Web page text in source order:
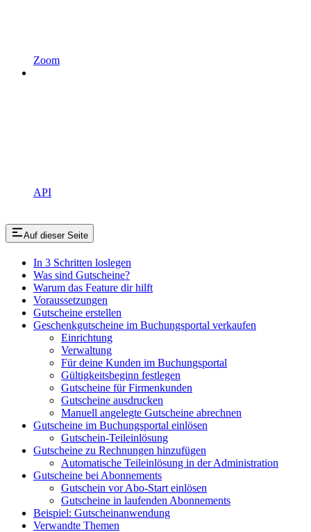
Zoom
API
Auf dieser Seite
In 3 Schritten loslegen
Was sind Gutscheine?
Warum das Feature dir hilft
Voraussetzungen
Gutscheine erstellen
Geschenkgutscheine im Buchungsportal verkaufen
Einrichtung
Verwaltung
Für deine Kunden im Buchungsportal
Gültigkeitsbeginn festlegen
Gutscheine für Firmenkunden
Gutscheine ausdrucken
Manuell angelegte Gutscheine abrechnen
Gutscheine im Buchungsportal einlösen
Gutschein-Teileinlösung
Gutscheine zu Rechnungen hinzufügen
Automatische Teileinlösung in der Administration
Gutscheine bei Abonnements
Gutschein vor Abo-Start einlösen
Gutscheine in laufenden Abonnements
Beispiel: Gutscheinanwendung
Verwandte Themen